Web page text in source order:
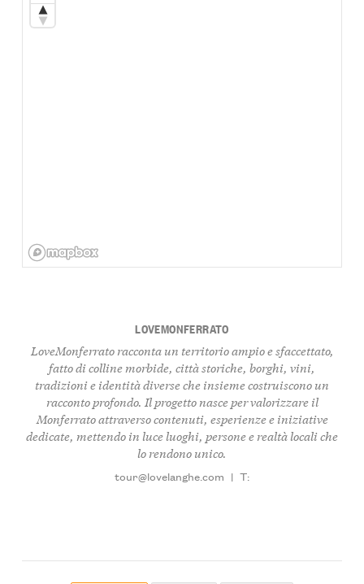
LOVEMONFERRATO
LoveMonferrato racconta un territorio ampio e sfaccettato,
fatto di colline morbide, città storiche, borghi, vini,
tradizioni e identità diverse che insieme costruiscono un
racconto profondo. Il progetto nasce per valorizzare il
Monferrato attraverso contenuti, esperienze e iniziative
dedicate, mettendo in luce luoghi, persone e realtà locali che
lo rendono unico.
tour@lovelanghe.com | T: